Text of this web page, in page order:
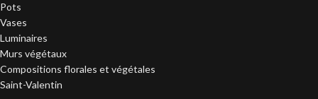
Pots
Vases
Luminaires
Murs végétaux
Compositions florales et végétales
Saint-Valentin